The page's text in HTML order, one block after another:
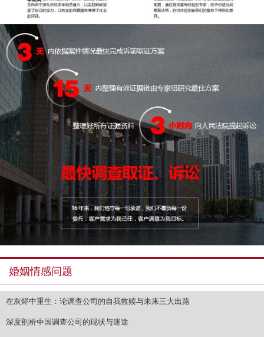
婚姻情感问题
在灰烬中重生：论调查公司的自我救赎与未来三大出路
深度剖析中国调查公司的现状与迷途